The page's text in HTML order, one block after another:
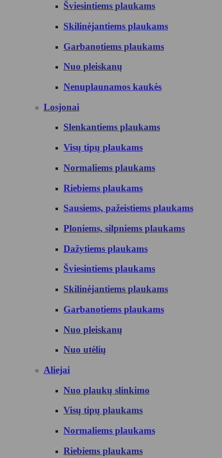
Šviesintiems plaukams
Skilinėjantiems plaukams
Garbanotiems plaukams
Nuo pleiskanų
Nenuplaunamos kaukės
Losjonai
Slenkantiems plaukams
Visų tipų plaukams
Normaliems plaukams
Riebiems plaukams
Sausiems, pažeistiems plaukams
Ploniems, silpniems plaukams
Dažytiems plaukams
Šviesintiems plaukams
Skilinėjantiems plaukams
Garbanotiems plaukams
Nuo pleiskanų
Nuo utėlių
Aliejai
Nuo plaukų slinkimo
Visų tipų plaukams
Normaliems plaukams
Riebiems plaukams